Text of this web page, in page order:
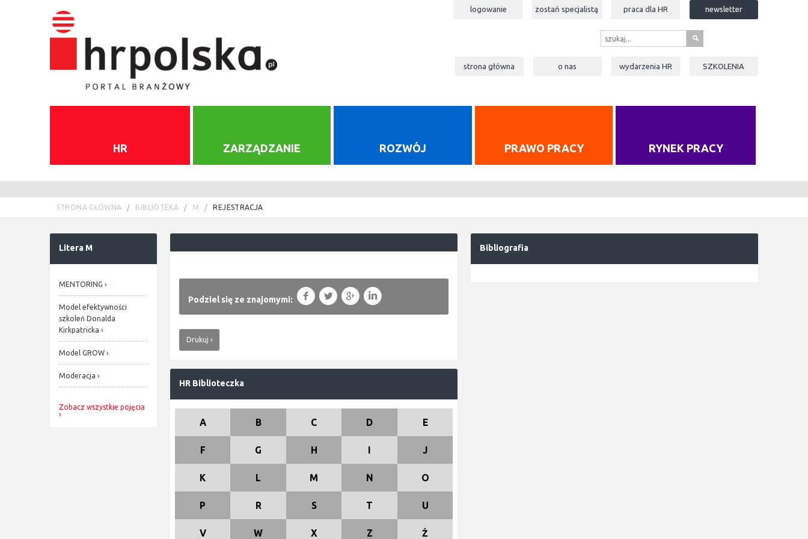
logowanie zostań specjalistą praca dla HR newsletter
s
strona główna o nas wydarzenia HR SZKOLENIA
HR ZARZĄDZANIE ROZWÓJ PRAWO PRACY RYNEK PRACY
STRONA GŁÓWNA BIBLIOTEKA M REJESTRACJA
Litera M
MENTORING
Model efektywności
szkoleń Donalda
Kirkpatricka
Model GROW
Moderacja
Zobacz wszystkie pojęcia
Podziel się ze znajomymi: f T g l
Drukuj
HR Biblioteczka
A B C D E
F G H I J
K L M N O
P R S T U
V W X Z Ż
Bibliografia